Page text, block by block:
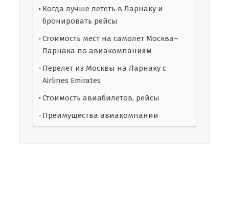
Когда лучше лететь в Ларнаку и
бронировать рейсы
Стоимость мест на самолет Москва–
Ларнака по авиакомпаниям
Перелет из Москвы на Ларнаку с
Airlines Emirates
Стоимость авиабилетов, рейсы
Преимущества авиакомпании